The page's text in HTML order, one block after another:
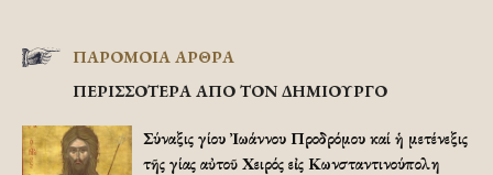
ΠΑΡΟΜΟΙΑ ΑΡΘΡΑ
ΠΕΡΙΣΣΟΤΕΡΑ ΑΠΟ ΤΟΝ ΔΗΜΙΟΥΡΓΟ
Σύναξις Ἁγίου Ἰωάννου Προδρόμου καί ἡ μετένεξις
τῆς Ἁγίας αὐτοῦ Χειρός εἰς Κωνσταντινούπολη